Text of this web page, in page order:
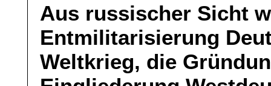
Aus russischer Sicht
Entmilitarisierung
Weltkrieg, die